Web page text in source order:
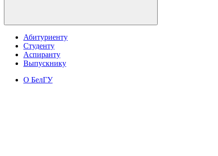
Абитуриенту
Студенту
Аспиранту
Выпускнику
О БелГУ